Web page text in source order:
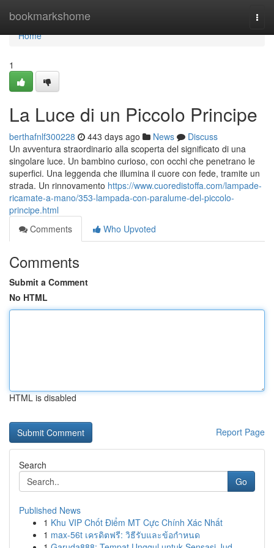
bookmarkshome
Home
Home
1
La Luce di un Piccolo Principe
berthafnlf300228 443 days ago News
Discuss
Un avventura straordinario alla scoperta del significato di una
singolare luce. Un bambino curioso, con occhi che penetrano le
superfici. Una leggenda che illumina il cuore con fede, tramite un
strada. Un rinnovamento https://www.cuoredistoffa.com/lampade-
ricamate-a-mano/353-lampada-con-paralume-del-piccolo-
principe.html
Comments
Who Upvoted
Comments
Submit a Comment
No HTML
HTML is disabled
Report Page
Search
Go
Published News
1 Khu VIP Chốt Điểm MT Cực Chính Xác Nhất
1 max-56t เครดิตฟรี: วิธีรับและข้อกำหนด